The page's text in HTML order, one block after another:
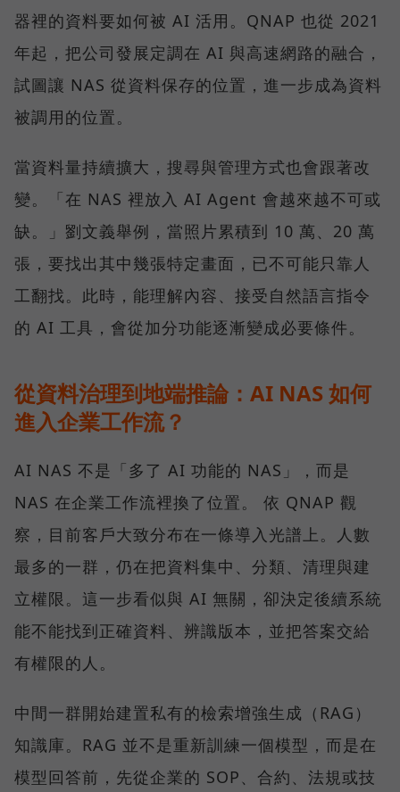
器裡的資料要如何被 AI 活用。QNAP 也從 2021
年起，把公司發展定調在 AI 與高速網路的融合，
試圖讓 NAS 從資料保存的位置，進一步成為資料
被調用的位置。
當資料量持續擴大，搜尋與管理方式也會跟著改
變。「在 NAS 裡放入 AI Agent 會越來越不可或
缺。」劉文義舉例，當照片累積到 10 萬、20 萬
張，要找出其中幾張特定畫面，已不可能只靠人
工翻找。此時，能理解內容、接受自然語言指令
的 AI 工具，會從加分功能逐漸變成必要條件。
從資料治理到地端推論：AI NAS 如何
進入企業工作流？
AI NAS 不是「多了 AI 功能的 NAS」，而是
NAS 在企業工作流裡換了位置。 依 QNAP 觀
察，目前客戶大致分布在一條導入光譜上。人數
最多的一群，仍在把資料集中、分類、清理與建
立權限。這一步看似與 AI 無關，卻決定後續系統
能不能找到正確資料、辨識版本，並把答案交給
有權限的人。
中間一群開始建置私有的檢索增強生成（RAG）
知識庫。RAG 並不是重新訓練一個模型，而是在
模型回答前，先從企業的 SOP、合約、法規或技